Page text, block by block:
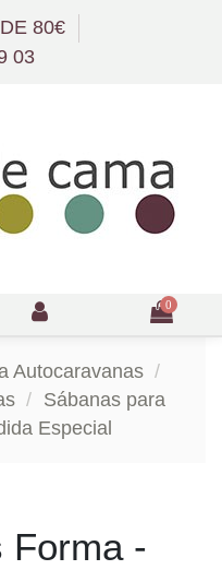
80€
03
0
Autocaravanas
Sábanas para
Especial
Forma -